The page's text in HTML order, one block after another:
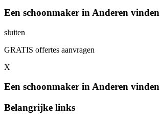
Een schoonmaker in Anderen vinden
sluiten
GRATIS offertes aanvragen
X
Een schoonmaker in Anderen vinden
Belangrijke links